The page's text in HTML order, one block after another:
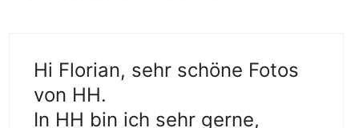
Hi Florian, sehr schöne Fotos
von HH.
In HH bin ich sehr gerne,